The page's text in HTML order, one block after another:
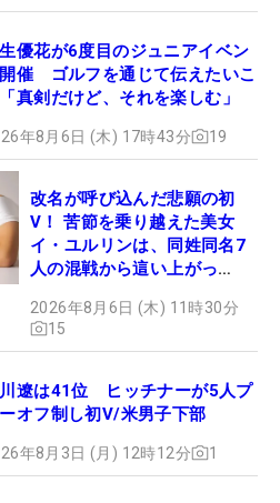
優花が6度目のジュニアイベン
開催 ゴルフを通じて伝えたいこ
真剣だけど、それを楽しむ」
年8月6日 (木) 17時43分 19
改名が呼び込んだ悲願の初
V！ 苦節を乗り越えた美女
イ・ユルリンは、同姓同名7
人の混戦から這い上がっ
2026年8月6日 (木) 11時30分
15
遼は41位 ヒッチナーが5人プ
オフ制し初V/米男子下部
年8月3日 (月) 12時12分 1